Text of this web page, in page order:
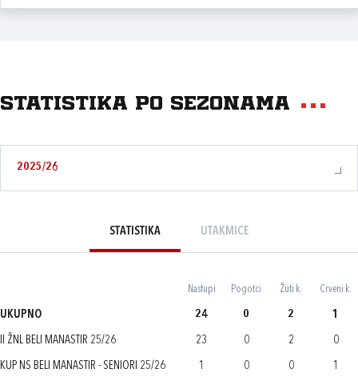
Statistika po sezonama
2025/26
STATISTIKA UTAKMICE
Nastupi Pogotci Žuti k. Crveni k.
UKUPNO 24 0 2 1
II ŽNL BELI MANASTIR 25/26 23 0 2 0
KUP NS BELI MANASTIR - SENIORI 25/26 1 0 0 1